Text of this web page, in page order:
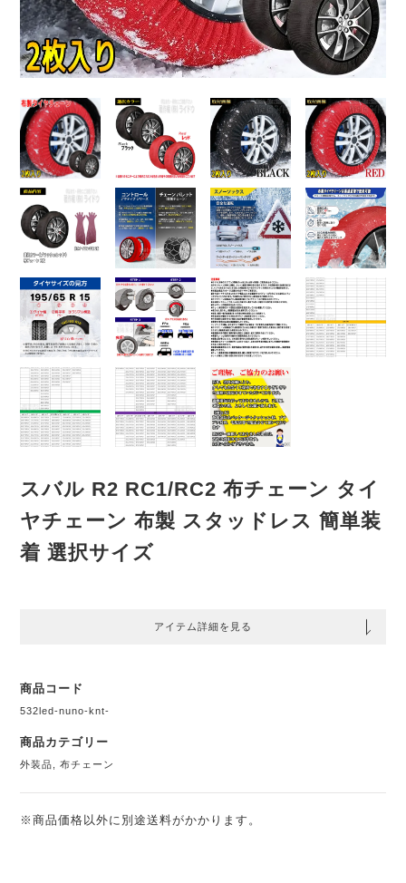
スバル R2 RC1/RC2 布チェーン タイ
ヤチェーン 布製 スタッドレス 簡単装
着 選択サイズ
アイテム詳細を見る
商品コード
532led-nuno-knt-
商品カテゴリー
外装品 ,布チェーン
※商品価格以外に別途送料がかかります。